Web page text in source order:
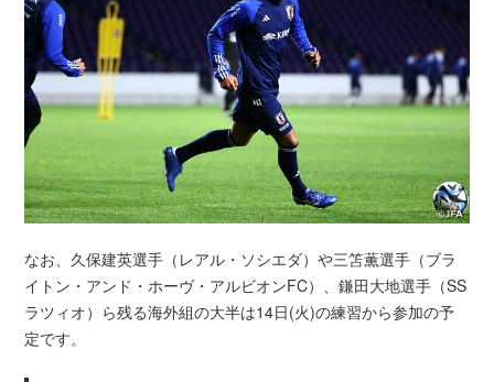
なお、久保建英選手（レアル・ソシエダ）や三笘薫選手（ブラ
イトン・アンド・ホーヴ・アルビオンFC）、鎌田大地選手（SS
ラツィオ）ら残る海外組の大半は14日(火)の練習から参加の予
定です。